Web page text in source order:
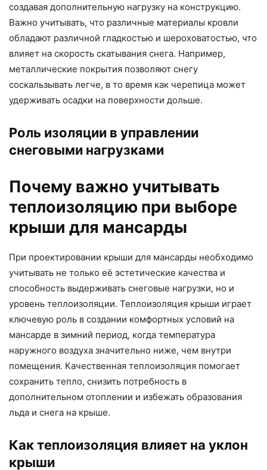
создавая дополнительную нагрузку на конструкцию.
Важно учитывать, что различные материалы кровли
обладают различной гладкостью и шероховатостью, что
влияет на скорость скатывания снега. Например,
металлические покрытия позволяют снегу
соскальзывать легче, в то время как черепица может
удерживать осадки на поверхности дольше.
Роль изоляции в управлении
снеговыми нагрузками
Почему важно учитывать
теплоизоляцию при выборе
крыши для мансарды
При проектировании крыши для мансарды необходимо
учитывать не только её эстетические качества и
способность выдерживать снеговые нагрузки, но и
уровень теплоизоляции. Теплоизоляция крыши играет
ключевую роль в создании комфортных условий на
мансарде в зимний период, когда температура
наружного воздуха значительно ниже, чем внутри
помещения. Качественная теплоизоляция помогает
сохранить тепло, снизить потребность в
дополнительном отоплении и избежать образования
льда и снега на крыше.
Как теплоизоляция влияет на уклон
крыши